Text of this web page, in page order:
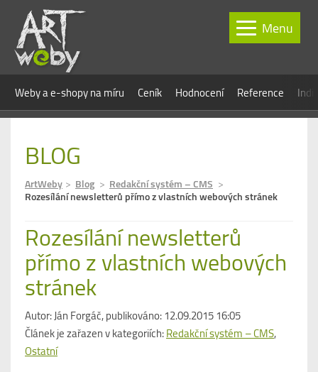
Menu
Weby a e-shopy na míru Ceník Hodnocení Reference
BLOG
ArtWeby Blog
Redakční systém – CMS
Rozesílání newsletterů přímo z vlastních webových stránek
Rozesílání newsletterů
přímo z vlastních webových
stránek
Autor:Ján Forgáč, publikováno: 12.09.2015 16:05
Článek je zařazen v kategoriích:Redakční systém – CMS,
Ostatní